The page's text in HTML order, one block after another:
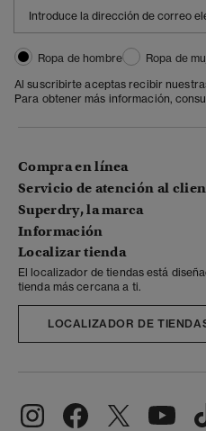
Ropa de hombre
Ropa de
Al suscribirte aceptas recibir
Para obtener más información,
Compra en línea
Servicio de atención al
Superdry, la marca
Información
Localizar tienda
El localizador de tiendas está
tienda más cercana a ti.
LOCALIZADOR DE